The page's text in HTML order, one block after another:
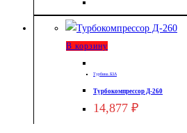
В корзину
Турбина БЗА
Турбокомпрессор Д-260
14,877 ₽